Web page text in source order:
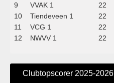
9
VVAK 1 22
10
Tiendeveen 1 22
11
VCG 1 22
12
NWVV 1 22
Clubtopscorer 2025-2026